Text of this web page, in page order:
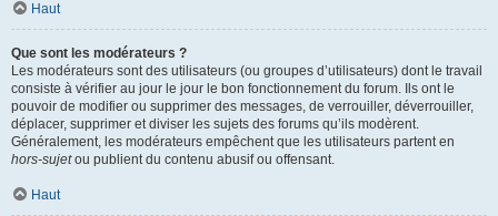
Haut
Que sont les modérateurs ?
Les modérateurs sont des utilisateurs (ou groupes d’utilisateurs) dont le travail
consiste à vérifier au jour le jour le bon fonctionnement du forum. Ils ont le
pouvoir de modifier ou supprimer des messages, de verrouiller, déverrouiller,
déplacer, supprimer et diviser les sujets des forums qu’ils modèrent.
Généralement, les modérateurs empêchent que les utilisateurs partent en
hors-sujetou publient du contenu abusif ou offensant.
Haut